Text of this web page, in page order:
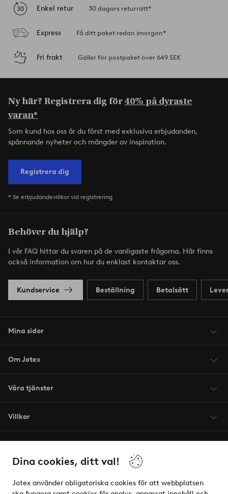
Dina cookies, ditt val!
Jotex använder obligatoriska cookies för att webbplatsen
Enkel retur 30 dagars returrätt*
Express Få ditt paket redan imorgon*
Fri frakt Gäller för postpaket över 649 SEK
Ny här? Registrera dig för40% på dyraste
varan*
Som kund hos oss är du först med exklusiva erbjudanden,
spännande nyheter och mängder av inspiration.
Registrera dig
* Se erbjudandevillkor vid registrering
Behöver du hjälp?
I vår FAQ hittar du svaren på de vanligaste frågorna. Här finns
också information om hur du enklast kontaktar oss.
Kundservice Beställning Betalsätt
Mina sidor
Om Jotex
Våra tjänster
Villkor